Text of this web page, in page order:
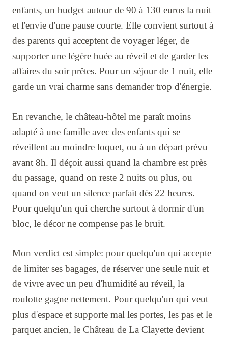
enfants, un budget autour de 90 à 130 euros la nuit
et l'envie d'une pause courte. Elle convient surtout à
des parents qui acceptent de voyager léger, de
supporter une légère buée au réveil et de garder les
affaires du soir prêtes. Pour un séjour de 1 nuit, elle
garde un vrai charme sans demander trop d'énergie.
En revanche, le château-hôtel me paraît moins
adapté à une famille avec des enfants qui se
réveillent au moindre loquet, ou à un départ prévu
avant 8h. Il déçoit aussi quand la chambre est près
du passage, quand on reste 2 nuits ou plus, ou
quand on veut un silence parfait dès 22 heures.
Pour quelqu'un qui cherche surtout à dormir d'un
bloc, le décor ne compense pas le bruit.
Mon verdict est simple: pour quelqu'un qui accepte
de limiter ses bagages, de réserver une seule nuit et
de vivre avec un peu d'humidité au réveil, la
roulotte gagne nettement. Pour quelqu'un qui veut
plus d'espace et supporte mal les portes, les pas et le
parquet ancien, le Château de La Clayette devient